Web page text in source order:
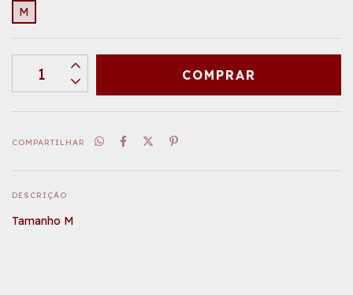
M
COMPARTILHAR
DESCRIÇÃO
Tamanho M